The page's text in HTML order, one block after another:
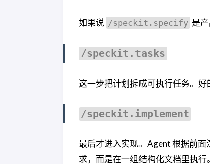
如果说 /speckit.specify 是产
/speckit.tasks
这一步把计划拆成可执行任务。好
/speckit.implement
最后才进入实现。Agent 根据前
求，而是在一组结构化文档里执行。